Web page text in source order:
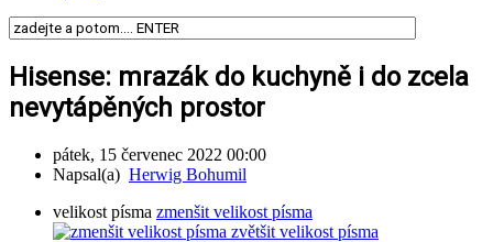
Hisense: mrazák do kuchyně i do zcela
nevytápěných prostor
pátek, 15 červenec 2022 00:00
Napsal(a) Herwig Bohumil
velikost písma zmenšit velikost písma
zvětšit velikost písma